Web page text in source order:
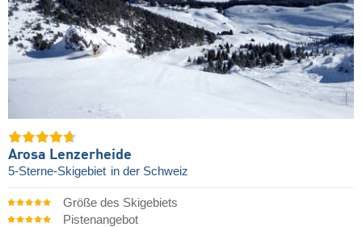
Arosa Lenzerheide
5-Sterne-Skigebiet in der Schweiz
Größe des Skigebiets
Pistenangebot